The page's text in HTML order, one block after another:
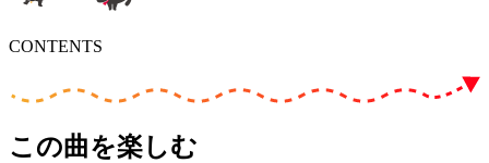
CONTENTS
この曲を楽しむ